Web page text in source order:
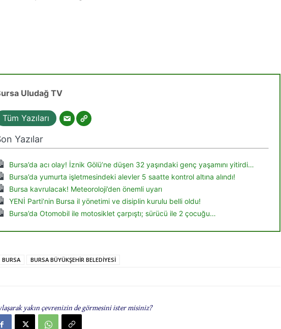
Uludağ TV
Tüm Yazıları
Yazılar
Bursa’da acı olay! İznik Gölü’ne düşen 32 yaşındaki genç yaşamını yitirdi…
Bursa’da yumurta işletmesindeki alevler 5 saatte kontrol altına alındı!
Bursa kavrulacak! Meteoroloji’den önemli uyarı
YENİ Parti’nin Bursa il yönetimi ve disiplin kurulu belli oldu!
Bursa’da Otomobil ile motosiklet çarpıştı; sürücü ile 2 çocuğu…
BURSA BURSA BÜYÜKŞEHİR BELEDİYESİ
yakın çevrenizin de görmesini ister misiniz?